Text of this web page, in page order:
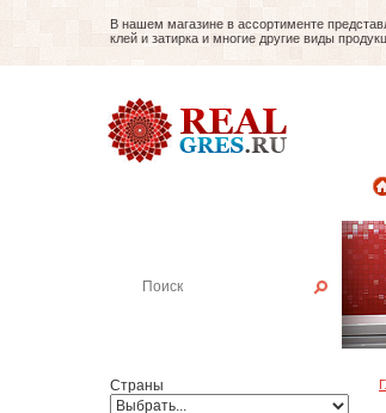
В нашем магазине в ассортименте
клей и затирка и многие другие виды
Страны